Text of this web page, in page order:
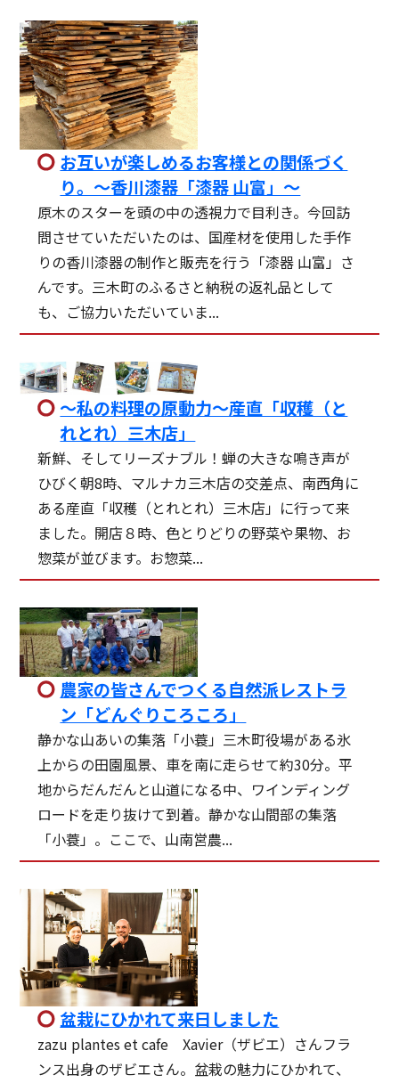
お互いが楽しめるお客様との関係づく
り。～香川漆器「漆器 山富」～
原木のスターを頭の中の透視力で目利き。今回訪
問させていただいたのは、国産材を使用した手作
りの香川漆器の制作と販売を行う「漆器 山富」さ
んです。三木町のふるさと納税の返礼品として
も、ご協力いただいていま...
～私の料理の原動力～産直「収穫（と
れとれ）三木店」
新鮮、そしてリーズナブル！蝉の大きな鳴き声が
ひびく朝8時、マルナカ三木店の交差点、南西角に
ある産直「収穫（とれとれ）三木店」に行って来
ました。開店８時、色とりどりの野菜や果物、お
惣菜が並びます。お惣菜...
農家の皆さんでつくる自然派レストラ
ン「どんぐりころころ」
静かな山あいの集落「小蓑」三木町役場がある氷
上からの田園風景、車を南に走らせて約30分。平
地からだんだんと山道になる中、ワインディング
ロードを走り抜けて到着。静かな山間部の集落
「小蓑」。ここで、山南営農...
盆栽にひかれて来日しました
zazu plantes et cafe Xavier（ザビエ）さんフラ
ンス出身のザビエさん。盆栽の魅力にひかれて、